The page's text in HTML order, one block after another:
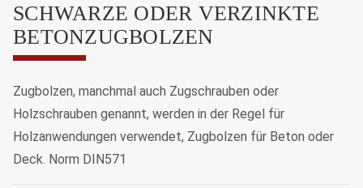
SCHWARZE ODER VERZINKTE
BETONZUGBOLZEN
Zugbolzen, manchmal auch Zugschrauben oder
Holzschrauben genannt, werden in der Regel für
Holzanwendungen verwendet, Zugbolzen für Beton oder
Deck. Norm DIN571